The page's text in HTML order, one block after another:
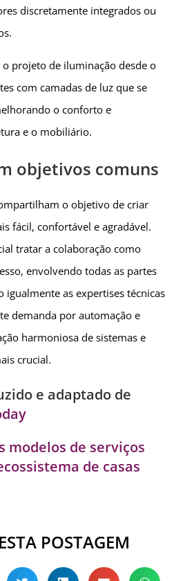
discretamente integrados ou
projeto de iluminação desde o
com camadas de luz que se
o conforto e
e o mobiliário.
objetivos comuns
o objetivo de criar
fácil, confortável e agradável.
tratar a colaboração como
envolvendo todas as partes
igualmente as expertises técnicas
demanda por automação e
harmoniosa de sistemas e
crucial.
e adaptado de
modelos de serviços
de casas
POSTAGEM